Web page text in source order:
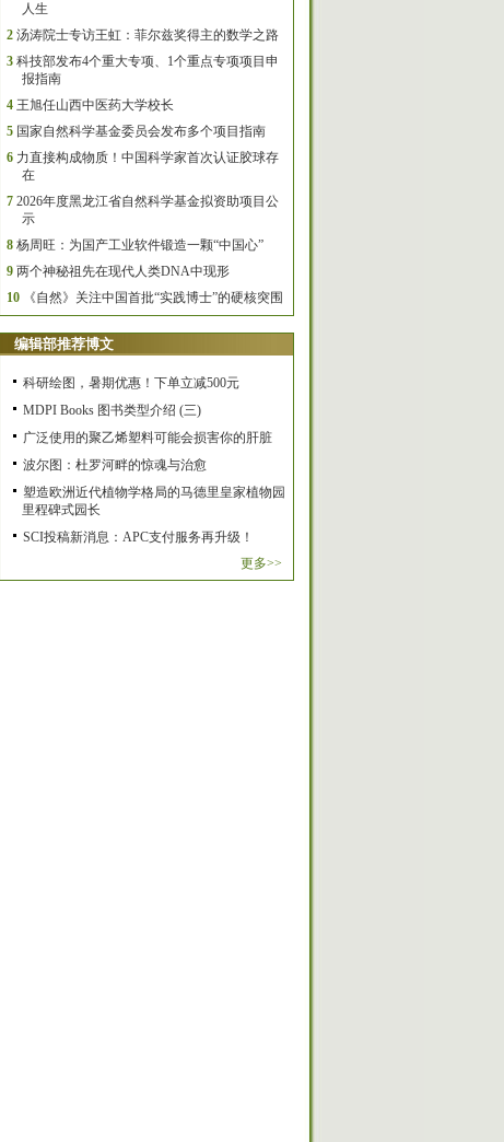
人生
2 汤涛院士专访王虹：菲尔兹奖得主的数学之路
3 科技部发布4个重大专项、1个重点专项项目申
报指南
4 王旭任山西中医药大学校长
5 国家自然科学基金委员会发布多个项目指南
6 力直接构成物质！中国科学家首次认证胶球存
在
7 2026年度黑龙江省自然科学基金拟资助项目公
示
8 杨周旺：为国产工业软件锻造一颗“中国心”
9 两个神秘祖先在现代人类DNA中现形
10
《自然》关注中国首批“实践博士”的硬核突围
编辑部推荐博文
科研绘图，暑期优惠！下单立减500元
MDPI Books 图书类型介绍 (三)
广泛使用的聚乙烯塑料可能会损害你的肝脏
波尔图：杜罗河畔的惊魂与治愈
塑造欧洲近代植物学格局的马德里皇家植物园
里程碑式园长
SCI投稿新消息：APC支付服务再升级！
更多>>